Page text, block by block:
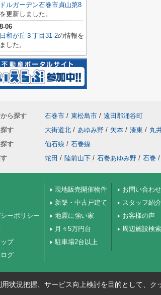
ルガーデン石巻市貞山第8
更新しました。
06
和が丘３丁目31-2の情報を
した。
ら探す 石巻市 / 東松島市 / 遠田郡涌谷町
す
大街道北 / あゆみ野 / 矢本 / 湊東 / 丸
す
仙石線 / 石巻線
蛇田 / 陸前山下 / 石巻あゆみ野 / 石巻 /
ーポリシー
プ
グ
現地販売開催物件
新築・中古戸建て
地震に強い家
月々5万円台
駐車場2台以上
お問い合わせ
スタッフ紹介
お客様の声
周辺施設検索
状況把握、サービス向上検討を目的として、ク